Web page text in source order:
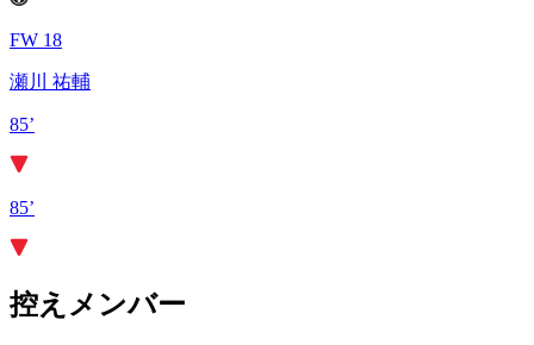
FW 18
瀬川 祐輔
85’
85’
控えメンバー